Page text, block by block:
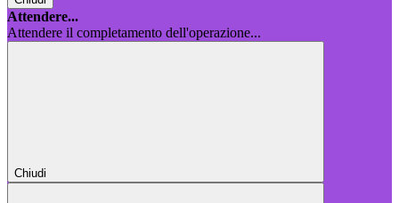
Attendere...
Attendere il completamento dell'operazione...
Chiudi